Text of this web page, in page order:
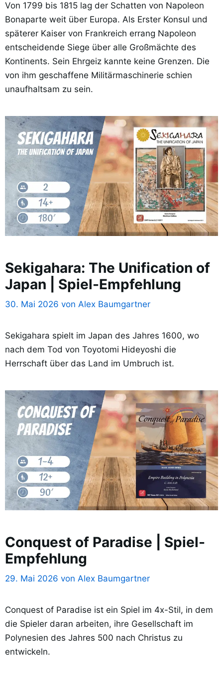
Von 1799 bis 1815 lag der Schatten von Napoleon
Bonaparte weit über Europa. Als Erster Konsul und
späterer Kaiser von Frankreich errang Napoleon
entscheidende Siege über alle Großmächte des
Kontinents. Sein Ehrgeiz kannte keine Grenzen. Die
von ihm geschaffene Militärmaschinerie schien
unaufhaltsam zu sein.
Sekigahara: The Unification of
Japan | Spiel-Empfehlung
30. Mai 2026 von Alex Baumgartner
Sekigahara spielt im Japan des Jahres 1600, wo
nach dem Tod von Toyotomi Hideyoshi die
Herrschaft über das Land im Umbruch ist.
Conquest of Paradise | Spiel-
Empfehlung
29. Mai 2026 von Alex Baumgartner
Conquest of Paradise ist ein Spiel im 4x-Stil, in dem
die Spieler daran arbeiten, ihre Gesellschaft im
Polynesien des Jahres 500 nach Christus zu
entwickeln.